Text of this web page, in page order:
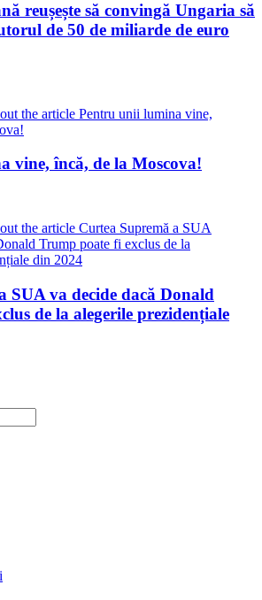
reușește să convingă Ungaria să
de 50 de miliarde de euro
vine, încă, de la Moscova!
SUA va decide dacă Donald
de la alegerile prezidențiale
Escape